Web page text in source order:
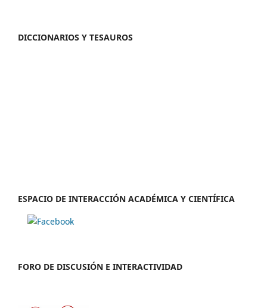
DICCIONARIOS Y TESAUROS
ESPACIO DE INTERACCIÓN ACADÉMICA Y CIENTÍFICA
FORO DE DISCUSIÓN E INTERACTIVIDAD